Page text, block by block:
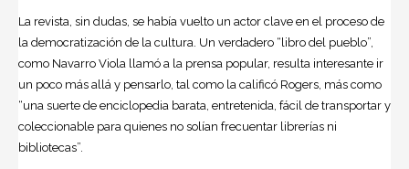
La revista, sin dudas, se había vuelto un actor clave en el proceso de
la democratización de la cultura. Un verdadero “libro del pueblo”,
como Navarro Viola llamó a la prensa popular, resulta interesante ir
un poco más allá y pensarlo, tal como la calificó Rogers, más como
“una suerte de enciclopedia barata, entretenida, fácil de transportar y
coleccionable para quienes no solían frecuentar librerías ni
bibliotecas”.